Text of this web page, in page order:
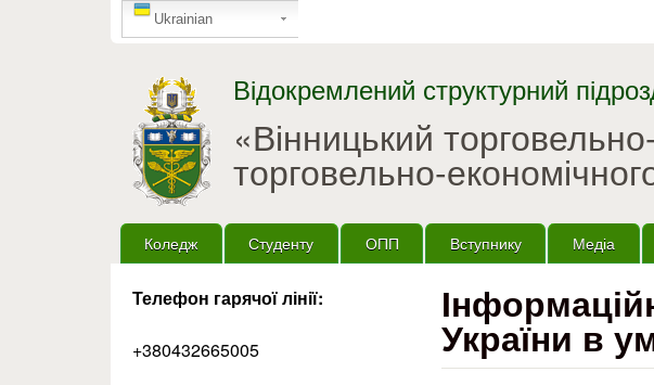
GTranslate
Ukrainian
Відокремлений структурний
«Вінницький
торговельно-
Головне меню
Коледж Студенту ОПП Вступнику Медіа
України в
Телефон гарячої лінії:
+380432665005